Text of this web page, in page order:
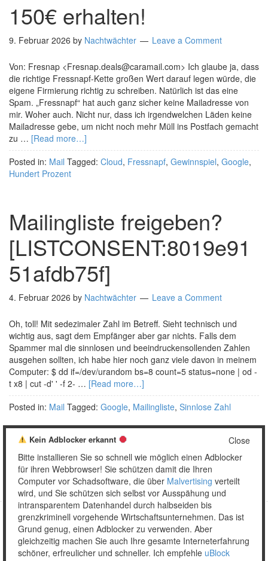
150€ erhalten!
9. Februar 2026 by Nachtwächter Leave a Comment
Von: Fresnap <Fresnap.deals@caramail.com> Ich glaube ja, dass
die richtige Fressnapf-Kette großen Wert darauf legen würde, die
eigene Firmierung richtig zu schreiben. Natürlich ist das eine
Spam. „Fressnapf“ hat auch ganz sicher keine Mailadresse von
mir. Woher auch. Nicht nur, dass ich irgendwelchen Läden keine
Mailadresse gebe, um nicht noch mehr Müll ins Postfach gemacht
zu … [Read more…]
Posted in: Mail Tagged: Cloud, Fressnapf, Gewinnspiel, Google,
Hundert Prozent
Mailingliste freigeben?
[LISTCONSENT:8019e91
51afdb75f]
4. Februar 2026 by Nachtwächter Leave a Comment
Oh, toll! Mit sedezimaler Zahl im Betreff. Sieht technisch und
wichtig aus, sagt dem Empfänger aber gar nichts. Falls dem
Spammer mal die sinnlosen und beeindruckensollenden Zahlen
ausgehen sollten, ich habe hier noch ganz viele davon in meinem
Computer: $ dd if=/dev/urandom bs=8 count=5 status=none | od -
t x8 | cut -d' ' -f 2- … [Read more…]
Posted in: Mail Tagged: Google, Mailingliste, Sinnlose Zahl
1 2 … 17 Weiter »
Copyright © 2026 Unser täglich Spam.
MobileWordPress Theme by themehall.com
Close
Kein Adblocker erkannt
Bitte installieren Sie so schnell wie möglich einen Adblocker
für ihren Webbrowser! Sie schützen damit die Ihren
Computer vor Schadsoftware, die über Malvertising verteilt
wird, und Sie schützen sich selbst vor Ausspähung und
intransparentem Datenhandel durch halbseiden bis
grenzkriminell vorgehende Wirtschaftsunternehmen. Das ist
Grund genug, einen Adblocker zu verwenden. Aber
gleichzeitig machen Sie auch Ihre gesamte Interneterfahrung
schöner, erfreulicher und schneller. Ich empfehle uBlock